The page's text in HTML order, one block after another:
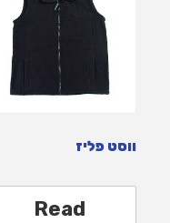
ווסט פליז
Read